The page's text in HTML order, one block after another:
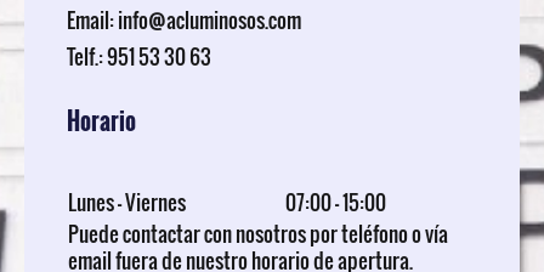
Email: info@acluminosos.com
Telf.: 951 53 30 63
Horario
Lunes - Viernes 07:00-15:00
Puede contactar con nosotros por teléfono o vía
email fuera de nuestro horario de apertura.